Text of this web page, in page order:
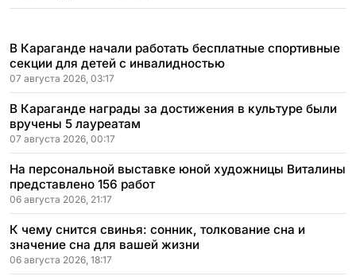
В Караганде начали работать бесплатные спортивные
секции для детей с инвалидностью
07 августа 2026, 03:17
В Караганде награды за достижения в культуре были
вручены 5 лауреатам
07 августа 2026, 00:17
На персональной выставке юной художницы Виталины
представлено 156 работ
06 августа 2026, 21:17
К чему снится свинья: сонник, толкование сна и
значение сна для вашей жизни
06 августа 2026, 18:17